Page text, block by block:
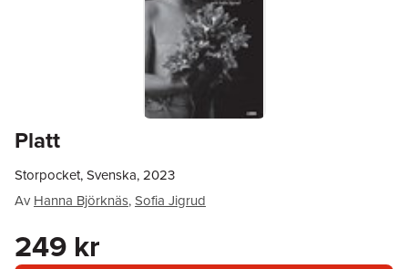
Platt
Storpocket, Svenska, 2023
Av Hanna Björknäs,Sofia Jigrud
249 kr